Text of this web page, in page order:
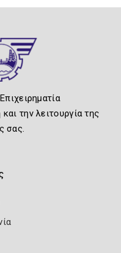
την λειτουργία της
σας.